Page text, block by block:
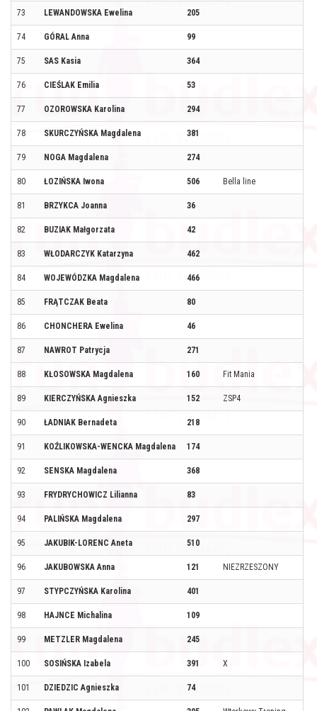
73 LEWANDOWSKA Ewelina 205
74 GÓRAL Anna 99
75 SAS Kasia 364
76 CIEŚLAK Emilia 53
77 OZOROWSKA Karolina 294
78 SKURCZYŃSKA Magdalena 381
79 NOGA Magdalena 274
80 ŁOZIŃSKA Iwona 506 Bella line
81 BRZYKCA Joanna 36
82 BUZIAK Małgorzata 42
83 WŁODARCZYK Katarzyna 462
84 WOJEWÓDZKA Magdalena 466
85 FRĄTCZAK Beata 80
86 CHONCHERA Ewelina 46
87 NAWROT Patrycja 271
88 KŁOSOWSKA Magdalena 160 Fit Mania
89 KIERCZYŃSKA Agnieszka 152 ZSP4
90 ŁADNIAK Bernadeta 218
91 KOŹLIKOWSKA-WENCKA Magdalena 174
92 SENSKA Magdalena 368
93 FRYDRYCHOWICZ Lilianna 83
94 PALIŃSKA Magdalena 297
95 JAKUBIK-LORENC Aneta 510
96 JAKUBOWSKA Anna 121 NIEZRZESZONY
97 STYPCZYŃSKA Karolina 401
98 HAJNCE Michalina 109
99 METZLER Magdalena 245
100 SOSIŃSKA Izabela 391 X
101 DZIEDZIC Agnieszka 74